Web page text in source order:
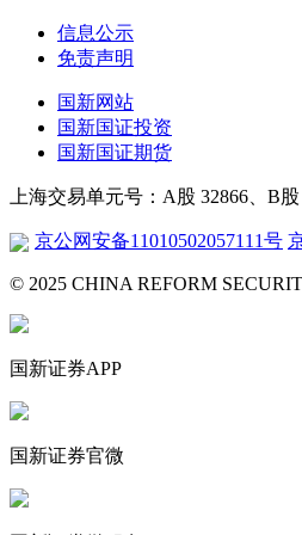
信息公示
免责声明
国新网站
国新国证投资
国新国证期货
上海交易单元号：A股 32866、B股
京公网安备11010502057111号
© 2025 CHINA REFORM
国新证券APP
国新证券官微